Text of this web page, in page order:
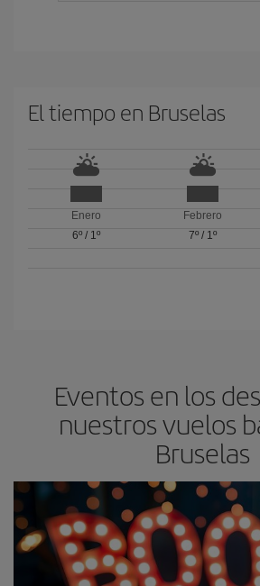
El tiempo en Bruselas
Enero
6º/ 1º
Febrero
7º/ 1º
Eventos en los
nuestros vuelos
Bruselas